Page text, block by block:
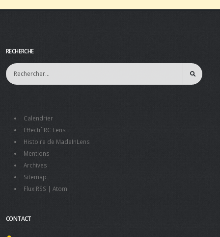
RECHERCHE
Calendrier
Effectif RC Lens
Histoire de MadeInLens
Mentions
Archives
Sitemap
Flux RSS | Atom
CONTACT